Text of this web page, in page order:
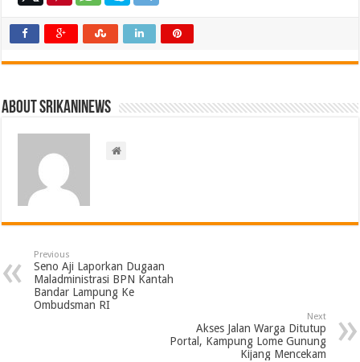
About srikaninews
Previous
Seno Aji Laporkan Dugaan
Maladministrasi BPN Kantah
Bandar Lampung Ke
Ombudsman RI
Next
Akses Jalan Warga Ditutup
Portal, Kampung Lome Gunung
Kijang Mencekam